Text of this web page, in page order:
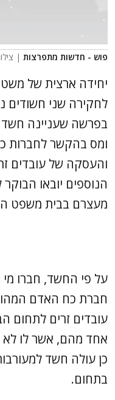
פוש - חדשות מתפרצות |
יחידה ארצית של
לחקירה שני חשודים
בפרשה שעניינה חשד
ומס בהקשר לחברות
והעסקה של עובדים
הנוספים יובאו
מעצרם בבית משפט
על פי החשד, חברו
חברת כח האדם
עובדים זרים לתחום
אחד מהם, אשר לו לא
כן עולה חשד
בתחום.